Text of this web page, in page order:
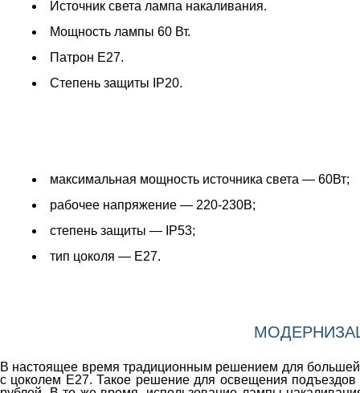
Источник света лампа накаливания.
Мощность лампы 60 Вт.
Патрон Е27.
Степень защиты IP20.
максимальная мощность источника света — 60Вт;
рабочее напряжение — 220-230В;
степень защиты — IP53;
тип цоколя — Е27.
В настоящее время традиционным решением для большей
с цоколем Е27. Такое решение для освещения